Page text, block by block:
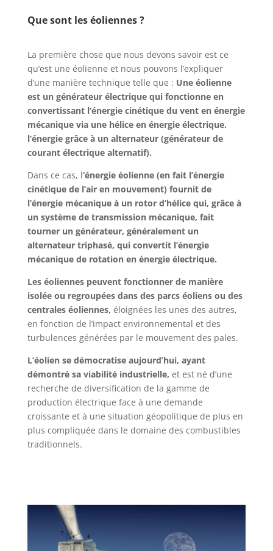
Que sont les éoliennes ?
La première chose que nous devons savoir est ce
qu’est une éolienne et nous pouvons l’expliquer
d’une manière technique telle que : Une éolienne
est un générateur électrique qui fonctionne en
convertissant l’énergie cinétique du vent en énergie
mécanique via une hélice en énergie électrique.
l’énergie grâce à un alternateur (générateur de
courant électrique alternatif).
Dans ce cas, l‘énergie éolienne (en fait l’énergie
cinétique de l’air en mouvement) fournit de
l’énergie mécanique à un rotor d’hélice qui, grâce à
un système de transmission mécanique, fait
tourner un générateur, généralement un
alternateur triphasé, qui convertit l’énergie
mécanique de rotation en énergie électrique.
Les éoliennes peuvent fonctionner de manière
isolée ou regroupées dans des parcs éoliens ou des
centrales éoliennes, éloignées les unes des autres,
en fonction de l’impact environnemental et des
turbulences générées par le mouvement des pales.
L’éolien se démocratise aujourd’hui, ayant
démontré sa viabilité industrielle, et est né d’une
recherche de diversification de la gamme de
production électrique face à une demande
croissante et à une situation géopolitique de plus en
plus compliquée dans le domaine des combustibles
traditionnels.